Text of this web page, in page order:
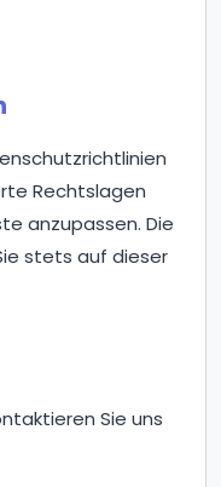
Rechtslagen
anzupassen. Die
stets auf dieser
Sie uns